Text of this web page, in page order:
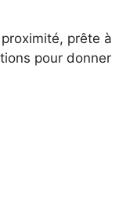
prête à
pour donner